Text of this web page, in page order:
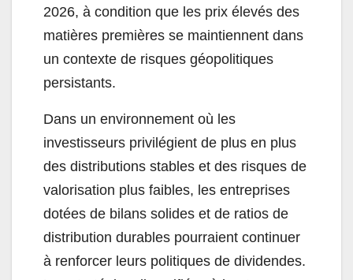
2026, à condition que les prix élevés des
matières premières se maintiennent dans
un contexte de risques géopolitiques
persistants.
Dans un environnement où les
investisseurs privilégient de plus en plus
des distributions stables et des risques de
valorisation plus faibles, les entreprises
dotées de bilans solides et de ratios de
distribution durables pourraient continuer
à renforcer leurs politiques de dividendes.